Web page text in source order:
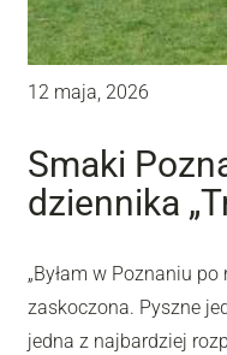
12 maja, 2026
Smaki
dziennika
„Byłam w Poznaniu
zaskoczona. Pyszne
jedna z najbardziej